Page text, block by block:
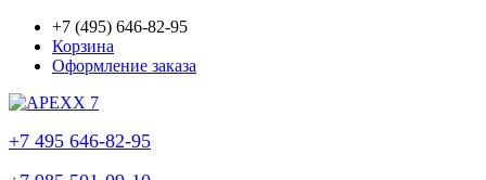
+7 (495) 646-82-95
Корзина
Оформление заказа
+7 495 646-82-95